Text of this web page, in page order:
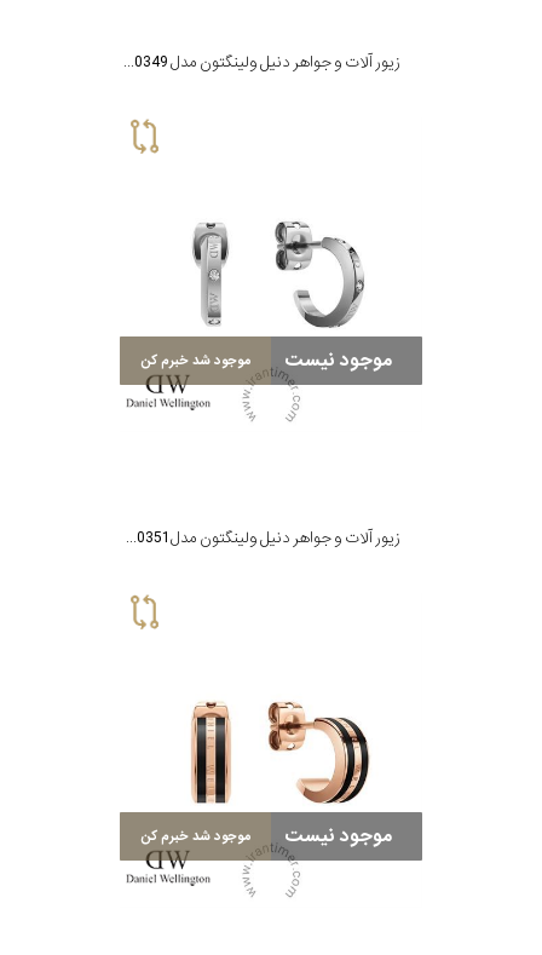
زیور آلات و جواهر دنیل ولینگتون مدل DW00400349
موجود نیست موجود شد خبرم کن
زیور آلات و جواهر دنیل ولینگتون مدل DW00400351
موجود نیست موجود شد خبرم کن